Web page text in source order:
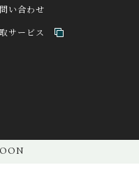
INCIPIO
JEANRICHARD
ジャンリシャール
い合わせ
サービス